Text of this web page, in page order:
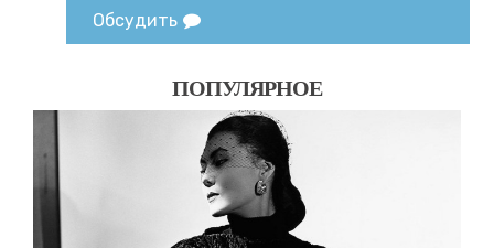
Обсудить
ПОПУЛЯРНОЕ